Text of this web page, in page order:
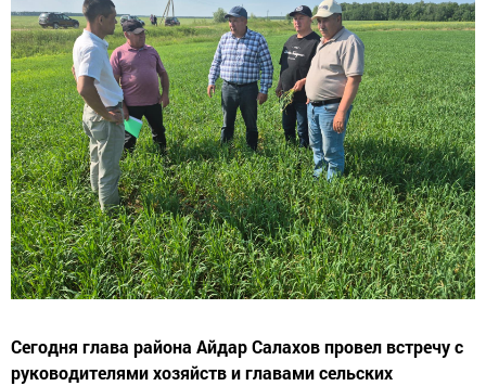
Сегодня глава района Айдар Салахов провел встречу с
руководителями хозяйств и главами сельских